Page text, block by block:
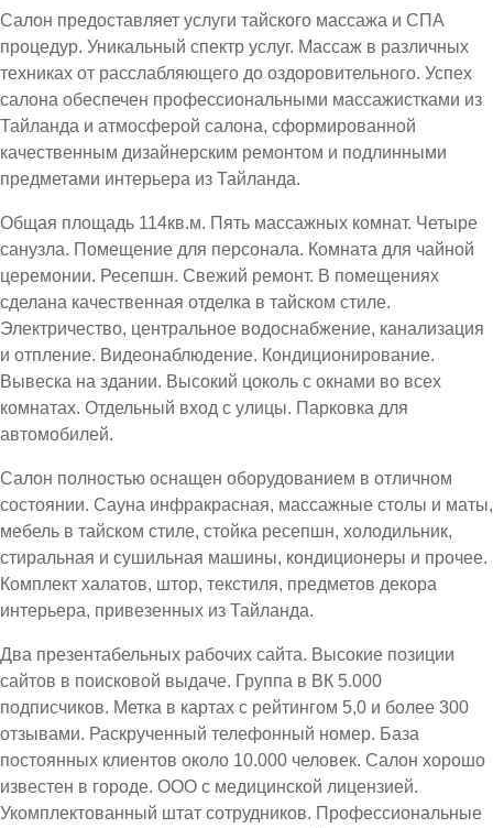
Салон предоставляет услуги тайского массажа и СПА
процедур. Уникальный спектр услуг. Массаж в различных
техниках от расслабляющего до оздоровительного. Успех
салона обеспечен профессиональными массажистками из
Тайланда и атмосферой салона, сформированной
качественным дизайнерским ремонтом и подлинными
предметами интерьера из Тайланда.
Общая площадь 114кв.м. Пять массажных комнат. Четыре
санузла. Помещение для персонала. Комната для чайной
церемонии. Ресепшн. Свежий ремонт. В помещениях
сделана качественная отделка в тайском стиле.
Электричество, центральное водоснабжение, канализация
и отпление. Видеонаблюдение. Кондиционирование.
Вывеска на здании. Высокий цоколь с окнами во всех
комнатах. Отдельный вход с улицы. Парковка для
автомобилей.
Салон полностью оснащен оборудованием в отличном
состоянии. Сауна инфракрасная, массажные столы и маты,
мебель в тайском стиле, стойка ресепшн, холодильник,
стиральная и сушильная машины, кондиционеры и прочее.
Комплект халатов, штор, текстиля, предметов декора
интерьера, привезенных из Тайланда.
Два презентабельных рабочих сайта. Высокие позиции
сайтов в поисковой выдаче. Группа в ВК 5.000
подписчиков. Метка в картах с рейтингом 5,0 и более 300
отзывами. Раскрученный телефонный номер. База
постоянных клиентов около 10.000 человек. Салон хорошо
известен в городе. ООО с медицинской лицензией.
Укомплектованный штат сотрудников. Профессиональные